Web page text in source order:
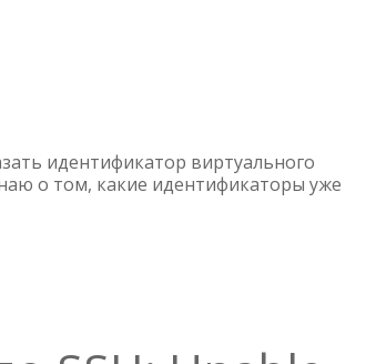
идентификатор виртуального
о том, какие идентификаторы уже